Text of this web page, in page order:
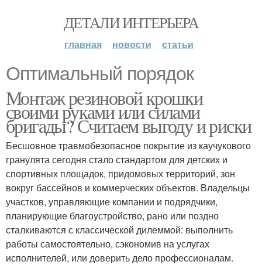
ДЕТАЛИ ИНТЕРЬЕРА
главная новости статьи
Оптимальный порядок
Монтаж резиновой крошки
своими руками или силами
бригады? Считаем выгоду и риски
Бесшовное травмобезопасное покрытие из каучукового
гранулята сегодня стало стандартом для детских и
спортивных площадок, придомовых территорий, зон
вокруг бассейнов и коммерческих объектов. Владельцы
участков, управляющие компании и подрядчики,
планирующие благоустройство, рано или поздно
сталкиваются с классической дилеммой: выполнить
работы самостоятельно, сэкономив на услугах
исполнителей, или доверить дело профессионалам.